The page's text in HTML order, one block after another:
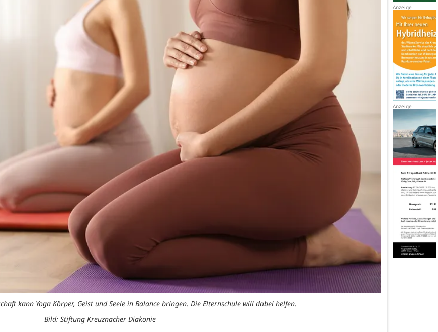
kann Yoga Körper, Geist und Seele in Balance bringen. Die Elternschule will dabei helfen.
Bild: Stiftung Kreuznacher Diakonie